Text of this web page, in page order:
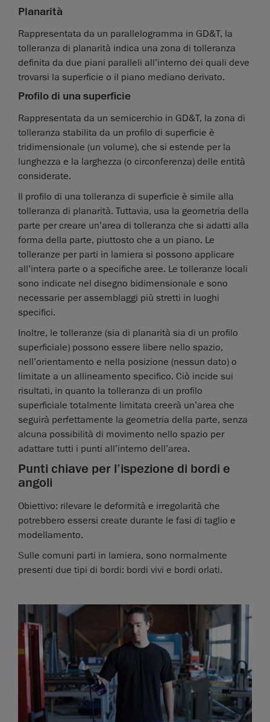
Planarità
Rappresentata da un parallelogramma in GD&T, la
tolleranza di planarità indica una zona di tolleranza
definita da due piani paralleli all’interno dei quali deve
trovarsi la superficie o il piano mediano derivato.
Profilo di una superficie
Rappresentata da un semicerchio in GD&T, la zona di
tolleranza stabilita da un profilo di superficie è
tridimensionale (un volume), che si estende per la
lunghezza e la larghezza (o circonferenza) delle entità
considerate.
Il profilo di una tolleranza di superficie è simile alla
tolleranza di planarità. Tuttavia, usa la geometria della
parte per creare un’area di tolleranza che si adatti alla
forma della parte, piuttosto che a un piano. Le
tolleranze per parti in lamiera si possono applicare
all’intera parte o a specifiche aree. Le tolleranze locali
sono indicate nel disegno bidimensionale e sono
necessarie per assemblaggi più stretti in luoghi
specifici.
Inoltre, le tolleranze (sia di planarità sia di un profilo
superficiale) possono essere libere nello spazio,
nell’orientamento e nella posizione (nessun dato) o
limitate a un allineamento specifico. Ciò incide sui
risultati, in quanto la tolleranza di un profilo
superficiale totalmente limitata creerà un’area che
seguirà perfettamente la geometria della parte, senza
alcuna possibilità di movimento nello spazio per
adattare tutti i punti all’interno dell’area.
Punti chiave per l’ispezione di bordi e
angoli
Obiettivo: rilevare le deformità e irregolarità che
potrebbero essersi create durante le fasi di taglio e
modellamento.
Sulle comuni parti in lamiera, sono normalmente
presenti due tipi di bordi: bordi vivi e bordi orlati.